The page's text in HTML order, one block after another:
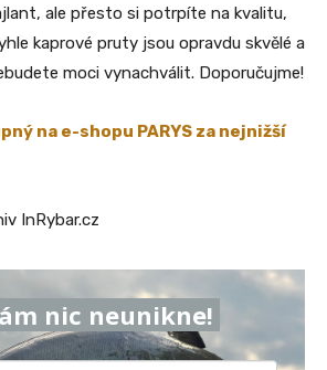
ale přesto si potrpíte na kvalitu,
kaprové pruty jsou opravdu skvělé a
moci vynachválit. Doporučujme!
na e-shopu PARYS za nejnižší
InRybar.cz
nic neunikne!